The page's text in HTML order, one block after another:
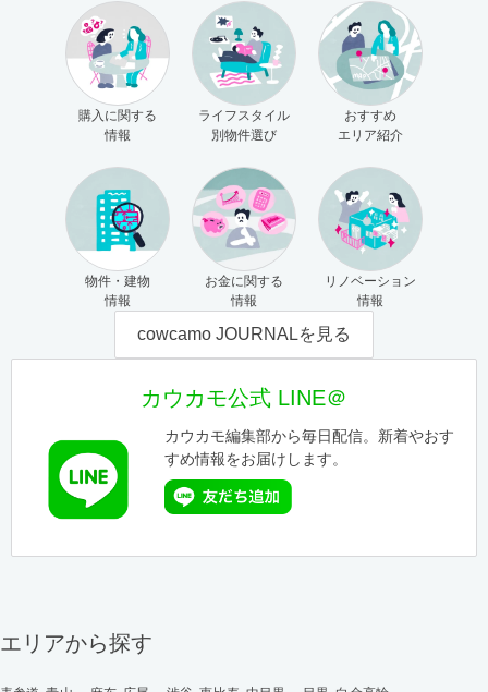
購入に関する
情報
ライフスタイル
別物件選び
おすすめ
エリア紹介
物件・建物
情報
お金に関する
情報
リノベーション
情報
cowcamo JOURNALを見る
カウカモ公式 LINE＠
カウカモ編集部から毎日配信。新着やおす
すめ情報をお届けします。
エリアから探す